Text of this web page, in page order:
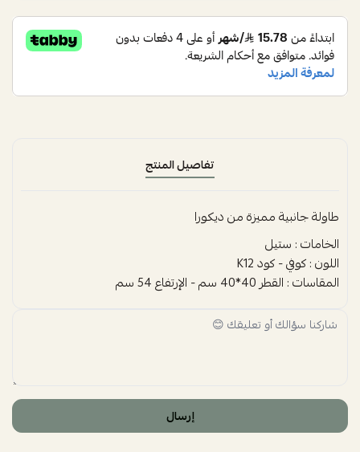
تفاصيل المنتج
طاولة جانبية مميزة من ديكورا
الخامات : ستيل
اللون : كوفي - كود K12
المقاسات : القطر 40*40 سم - الإرتفاع 54 سم
إرسال